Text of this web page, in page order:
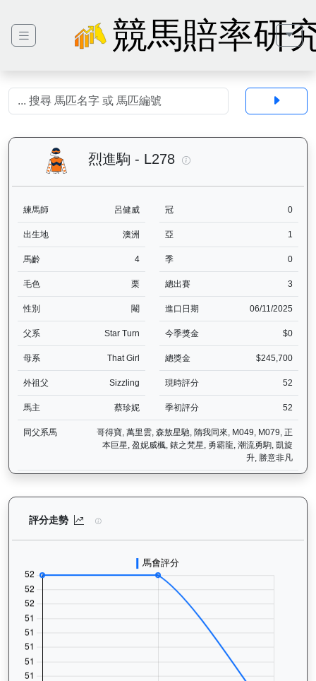
競馬賠率研
烈進駒 - L278
練馬師 呂健威 冠 0
出生地 澳洲 亞 1
馬齡 4 季 0
毛色 栗 總出賽 3
性別 閹 進口日期 06/11/2025
父系 Star Turn 今季獎金 $0
母系 That Girl 總獎金 $245,700
外祖父 Sizzling 現時評分 52
馬主 蔡珍妮 季初評分 52
同父系馬
哥得寶, 萬里雲, 森敖星馳, 隋我同來, M049, M079, 正
本巨星, 盈妮威楓, 錶之梵星, 勇霸龍, 潮流勇駒, 凱旋
升, 勝意非凡
評分走勢 烈進駒（L278）— 評分走勢圖表：追蹤香港